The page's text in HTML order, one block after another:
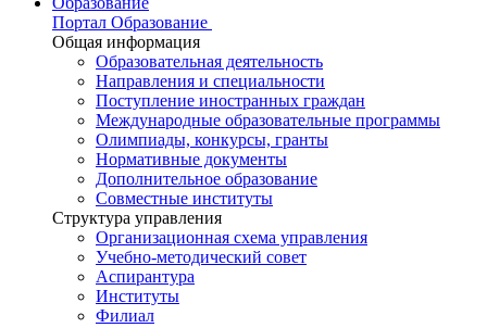
Портал Образование
Общая информация
Образовательная деятельность
Направления и специальности
Поступление иностранных граждан
Международные образовательные программы
Олимпиады, конкурсы, гранты
Нормативные документы
Дополнительное образование
Совместные институты
Структура управления
Организационная схема управления
Учебно-методический совет
Аспирантура
Институты
Филиал